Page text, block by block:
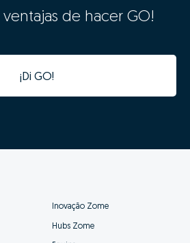
ventajas de hacer GO!
¡Di GO!
Inovação Zome
Hubs Zome